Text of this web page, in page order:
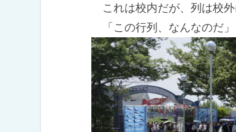
これは校内だが、列は校外
「この行列、なんなのだ」